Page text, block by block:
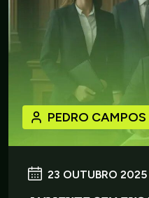
23 OUTUBRO 2025
PEDRO CAMPOS